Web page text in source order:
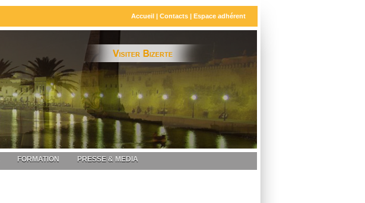
Accueil | Contacts | Espace adhérent
FORMATION PRESSE & MEDIA